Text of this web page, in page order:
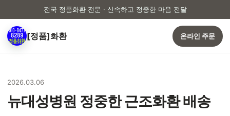
전국 정품화환 전문 · 신속하고 정중한 마음 전달
[정품]화환 온라인 주문
2026.03.06
뉴대성병원 정중한 근조화환 배송